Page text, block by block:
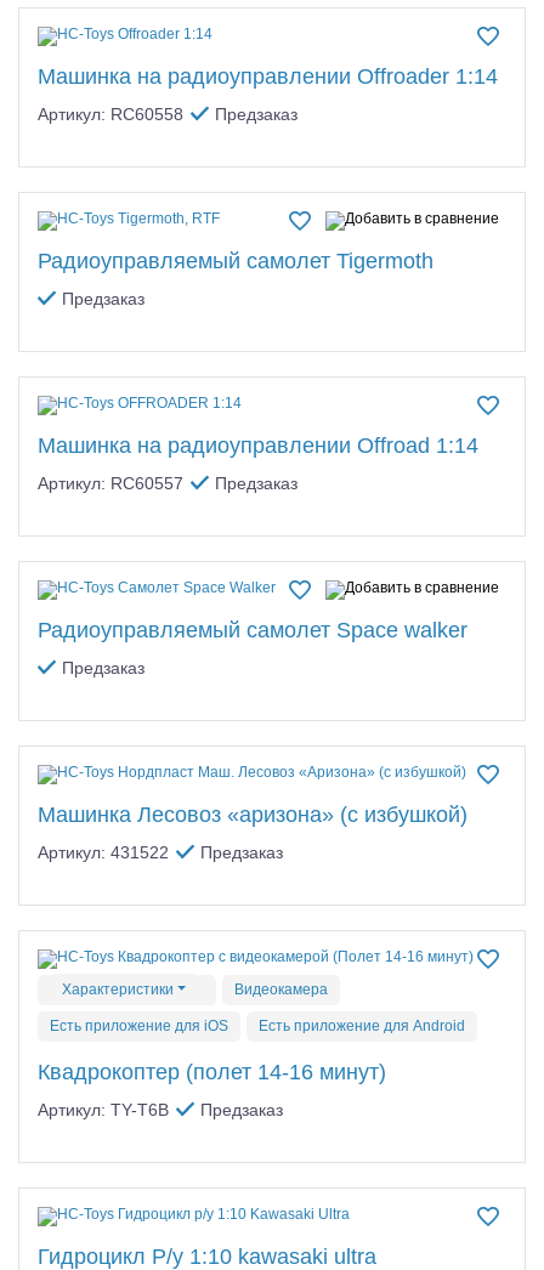
Машинка на радиоуправлении Offroader 1:14
Артикул: RC60558 Предзаказ
Радиоуправляемый самолет Tigermoth
Предзаказ
Машинка на радиоуправлении Offroad 1:14
Артикул: RC60557 Предзаказ
Радиоуправляемый самолет Space walker
Предзаказ
Машинка Лесовоз «аризона» (с избушкой)
Артикул: 431522 Предзаказ
Характеристики Видеокамера
Есть приложение для iOS Есть приложение для Android
Квадрокоптер (полет 14-16 минут)
Артикул: TY-T6B Предзаказ
Гидроцикл Р/у 1:10 kawasaki ultra